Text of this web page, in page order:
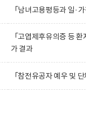
「남녀고용평등과 일·
「고엽제후유의증 등
가 결과
「참전유공자 예우 및